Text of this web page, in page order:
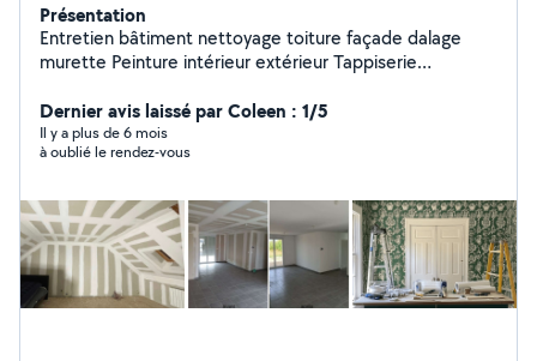
Présentation
Entretien bâtiment nettoyage toiture façade dalage
murette Peinture intérieur extérieur Tappiserie
Entretien espaces verts élagage abattage tonte de
pelouse taille haie Pose parquet Pose carrelage
Dernier avis laissé par Coleen : 1/5
Il y a plus de 6 mois
à oublié le rendez-vous